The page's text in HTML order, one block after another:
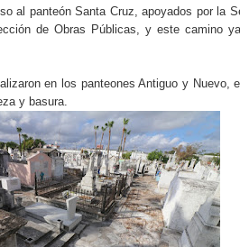
al panteón Santa Cruz, apoyados por la
de Obras Públicas, y este camino
en los panteones Antiguo y Nuevo,
y basura.